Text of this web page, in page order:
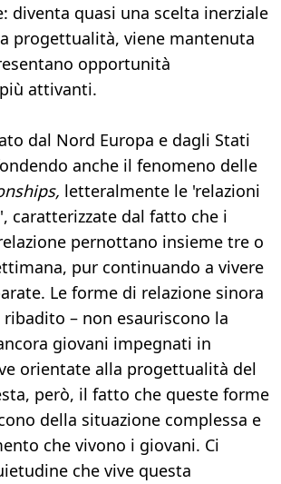
diventa quasi una scelta inerziale
progettualità, viene mantenuta
opportunità
attivanti.
dal Nord Europa e dagli Stati
anche il fenomeno delle
letteralmente le 'relazioni
caratterizzate dal fatto che i
pernottano insieme tre o
pur continuando a vivere
Le forme di relazione sinora
ribadito – non esauriscono la
giovani impegnati in
orientate alla progettualità del
però, il fatto che queste forme
della situazione complessa e
che vivono i giovani. Ci
che vive questa